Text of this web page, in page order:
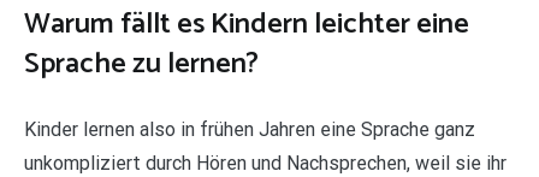
Warum fällt es Kindern leichter eine
Sprache zu lernen?
Kinder lernen also in frühen Jahren eine Sprache ganz
unkompliziert durch Hören und Nachsprechen, weil sie ihr